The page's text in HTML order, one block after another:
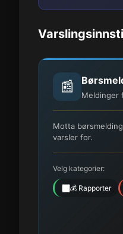
📰 Meldinger
Motta
varsler for.
Velg kategorier:
💰 Rapporter